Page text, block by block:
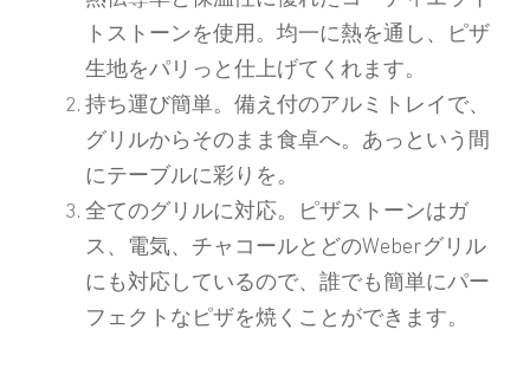
トストーンを使用。均一に熱を通し、ピザ
生地をパリっと仕上げてくれます。
持ち運び簡単。 備え付のアルミトレイで、
グリルからそのまま食卓へ。あっという間
にテーブルに彩りを。
全てのグリルに対応。
ピザストーンはガ
ス、電気、チャコールとどのWeberグリル
にも対応しているので、誰でも簡単にパー
フェクトなピザを焼くことができます。